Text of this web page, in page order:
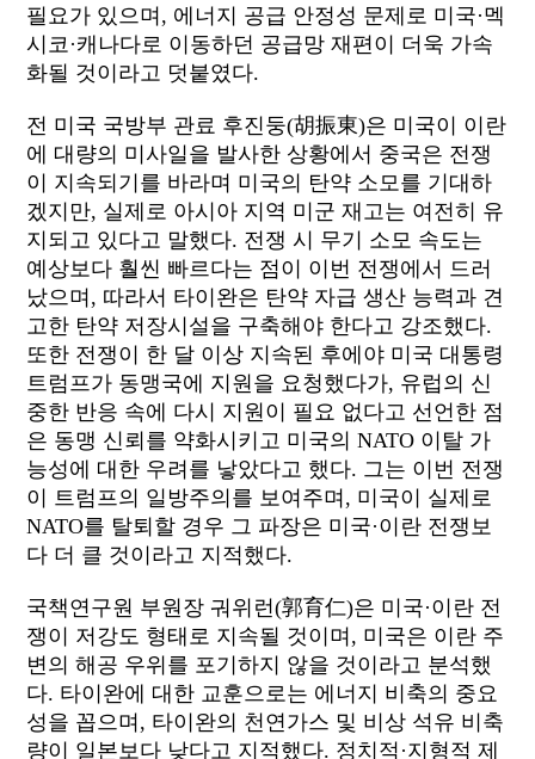
필요가 있으며 , 에너지 공급 안정성 문제로 미국·멕
시코·캐나다로 이동하던 공급망 재편이 더욱 가속
화될 것이라고 덧붙였다.
전 미국 국방부 관료 후진둥(胡振東)은 미국이 이란
에 대량의 미사일을 발사한 상황에서 중국은 전쟁
이 지속되기를 바라며 미국의 탄약 소모를 기대하
겠지만, 실제로 아시아 지역 미군 재고는 여전히 유
지되고 있다고 말했다. 전쟁 시 무기 소모 속도는
예상보다 훨씬 빠르다는 점이 이번 전쟁에서 드러
났으며 , 따라서 타이완은 탄약 자급 생산 능력과 견
고한 탄약 저장시설을 구축해야 한다고 강조했다.
또한 전쟁이 한 달 이상 지속된 후에야 미국 대통령
트럼프가 동맹국에 지원을 요청했다가, 유럽의 신
중한 반응 속에 다시 지원이 필요 없다고 선언한 점
은 동맹 신뢰를 약화시키고 미국의 NATO 이탈 가
능성에 대한 우려를 낳았다고 했다. 그는 이번 전쟁
이 트럼프의 일방주의를 보여주며 , 미국이 실제로
NATO를 탈퇴할 경우 그 파장은 미국·이란 전쟁보
다 더 클 것이라고 지적했다.
국책연구원 부원장 궈위런(郭育仁)은 미국·이란 전
쟁이 저강도 형태로 지속될 것이며 , 미국은 이란 주
변의 해공 우위를 포기하지 않을 것이라고 분석했
다. 타이완에 대한 교훈으로는 에너지 비축의 중요
성을 꼽으며 , 타이완의 천연가스 및 비상 석유 비축
량이 일본보다 낮다고 지적했다. 정치적·지형적 제